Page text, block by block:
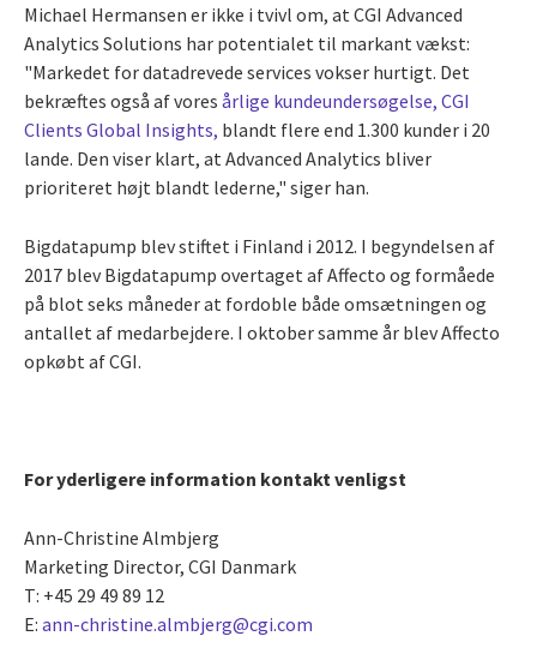
Michael Hermansen er ikke i tvivl om, at CGI Advanced
Analytics Solutions har potentialet til markant vækst:
"Markedet for datadrevede services vokser hurtigt. Det
bekræftes også af vores årlige kundeundersøgelse, CGI
Clients Global Insights, blandt flere end 1.300 kunder i 20
lande. Den viser klart, at Advanced Analytics bliver
prioriteret højt blandt lederne," siger han.
Bigdatapump blev stiftet i Finland i 2012. I begyndelsen af
2017 blev Bigdatapump overtaget af Affecto og formåede
på blot seks måneder at fordoble både omsætningen og
antallet af medarbejdere. I oktober samme år blev Affecto
opkøbt af CGI.
For yderligere information kontakt venligst
Ann-Christine Almbjerg
Marketing Director, CGI Danmark
T: +45 29 49 89 12
E: ann-christine.almbjerg@cgi.com